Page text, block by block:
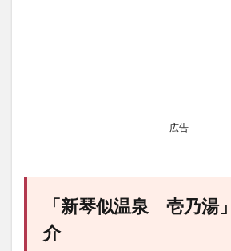
広告
「新琴似温泉 壱乃湯
介